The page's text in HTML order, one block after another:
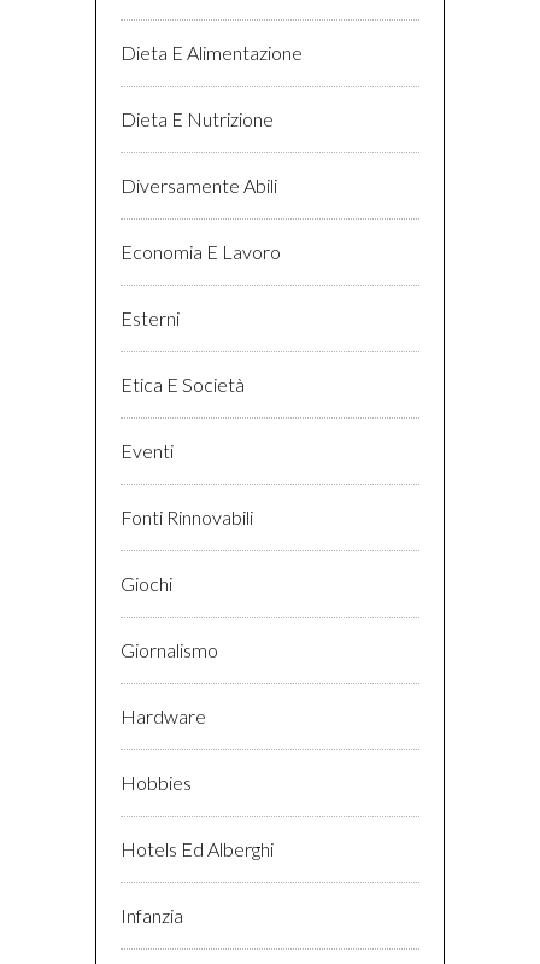
Dieta E Alimentazione
Dieta E Nutrizione
Diversamente Abili
Economia E Lavoro
Esterni
Etica E Società
Eventi
Fonti Rinnovabili
Giochi
Giornalismo
Hardware
Hobbies
Hotels Ed Alberghi
Infanzia